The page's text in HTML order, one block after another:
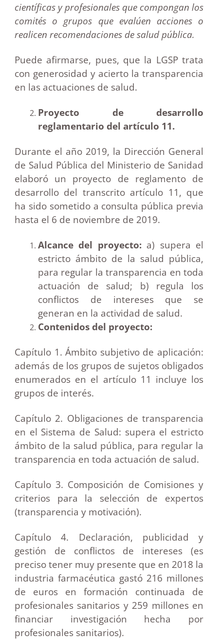
científicas y profesionales que compongan los
comités o grupos que evalúen acciones o
realicen recomendaciones de salud pública.
Puede afirmarse, pues, que la LGSP trata
con generosidad y acierto la transparencia
en las actuaciones de salud.
Proyecto de desarrollo
reglamentario del artículo 11.
Durante el año 2019, la Dirección General
de Salud Pública del Ministerio de Sanidad
elaboró un proyecto de reglamento de
desarrollo del transcrito artículo 11, que
ha sido sometido a consulta pública previa
hasta el 6 de noviembre de 2019.
Alcance del proyecto: a) supera el
estricto ámbito de la salud pública,
para regular la transparencia en toda
actuación de salud; b) regula los
conflictos de intereses que se
generan en la actividad de salud.
Contenidos del proyecto:
Capítulo 1. Ámbito subjetivo de aplicación:
además de los grupos de sujetos obligados
enumerados en el artículo 11 incluye los
grupos de interés.
Capítulo 2. Obligaciones de transparencia
en el Sistema de Salud: supera el estricto
ámbito de la salud pública, para regular la
transparencia en toda actuación de salud.
Capítulo 3. Composición de Comisiones y
criterios para la selección de expertos
(transparencia y motivación).
Capítulo 4. Declaración, publicidad y
gestión de conflictos de intereses (es
preciso tener muy presente que en 2018 la
industria farmacéutica gastó 216 millones
de euros en formación continuada de
profesionales sanitarios y 259 millones en
financiar investigación hecha por
profesionales sanitarios).